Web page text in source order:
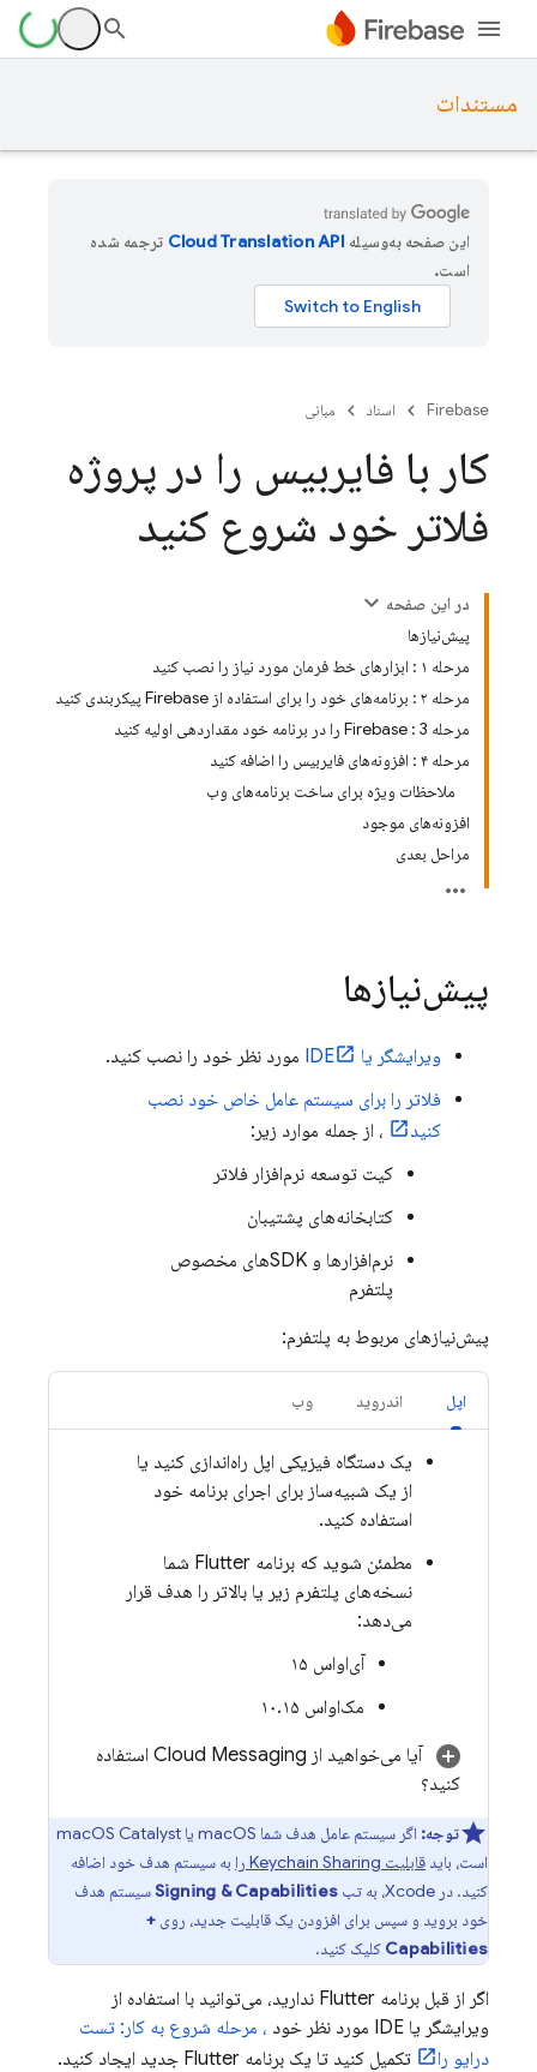
مستندات
این صفحه به‌وسیله
ترجمه شده
است.
Firebase اسناد مبانی
کار با فایربیس را در پروژه
فلاتر خود شروع کنید
در این صفحه
پیش‌نیازها
مرحله ۱ : ابزارهای خط فرمان مورد نیاز را نصب کنید
مرحله ۲ : برنامه‌های خود را برای استفاده از Firebase پیکربندی کنید
مرحله 3 : Firebase را در برنامه خود مقداردهی اولیه کنید
مرحله ۴ : افزونه‌های فایربیس را اضافه کنید
ملاحظات ویژه برای ساخت برنامه‌های وب
افزونه‌های موجود
مراحل بعدی
پیش‌نیازها
ویرایشگر یا IDE
مورد نظر خود را نصب کنید.
فلاتر را برای سیستم عامل خاص خود نصب
کنید
، از جمله موارد زیر:
کیت توسعه نرم‌افزار فلاتر
کتابخانه‌های پشتیبان
نرم‌افزارها و SDKهای مخصوص
پلتفرم
پیش‌نیازهای مربوط به پلتفرم:
اپل اندروید وب
یک دستگاه فیزیکی اپل راه‌اندازی کنید یا
از یک شبیه‌ساز برای اجرای برنامه خود
استفاده کنید.
مطمئن شوید که برنامه Flutter شما
نسخه‌های پلتفرم زیر یا بالاتر را هدف قرار
می‌دهد:
آی‌او‌اس ۱۵
مک‌او‌اس ۱۰.۱۵
آیا می‌خواهید از Cloud Messaging استفاده
کنید؟
توجه:
اگر سیستم عامل هدف شما macOS یا macOS Catalyst
است، باید قابلیت Keychain Sharing را
به سیستم هدف خود اضافه
کنید. در Xcode، به تب
Signing & Capabilitiesسیستم هدف
خود بروید و سپس برای افزودن یک قابلیت جدید، روی +
Capabilities کلیک کنید.
اگر از قبل برنامه Flutter ندارید، می‌توانید با استفاده از
ویرایشگر یا IDE مورد نظر خود
، مرحله شروع به کار: تست
درایو را
تکمیل کنید تا یک برنامه Flutter جدید ایجاد کنید.